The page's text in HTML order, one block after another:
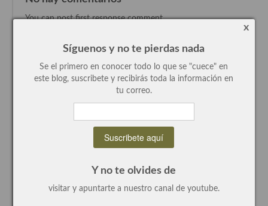
Cocinas del mundo
Cocina Argentina
Cocina Brasileña
You can post first response comment.
Email (requerido)
x
Síguenos y no te pierdas nada
Se el primero en conocer todo lo que se "cuece" en
este blog, suscribete y recibirás toda la información en
tu correo.
Y no te olvides de
visitar y apuntarte a nuestro canal de youtube.